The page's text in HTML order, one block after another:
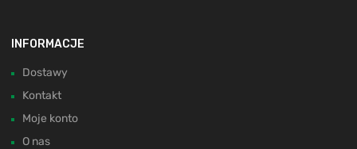
INFORMACJE
Dostawy
Kontakt
Moje konto
O nas